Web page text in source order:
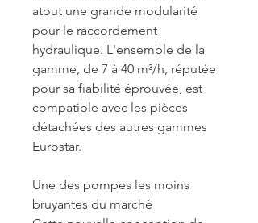
atout une grande modularité
pour le raccordement
hydraulique. L'ensemble de la
gamme, de 7 à 40 m³/h, réputée
pour sa fiabilité éprouvée, est
compatible avec les pièces
détachées des autres gammes
Eurostar.
Une des pompes les moins
bruyantes du marché